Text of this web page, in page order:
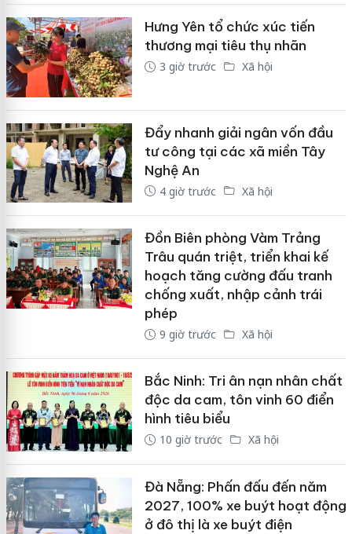
Hưng Yên tổ chức xúc tiến
thương mại tiêu thụ nhãn
3 giờ trước Xã hội
Đẩy nhanh giải ngân vốn đầu
tư công tại các xã miền Tây
Nghệ An
4 giờ trước Xã hội
Đồn Biên phòng Vàm Trảng
Trâu quán triệt, triển khai kế
hoạch tăng cường đấu tranh
chống xuất, nhập cảnh trái
phép
9 giờ trước Xã hội
Bắc Ninh: Tri ân nạn nhân chất
độc da cam, tôn vinh 60 điển
hình tiêu biểu
10 giờ trước Xã hội
Đà Nẵng: Phấn đấu đến năm
2027, 100% xe buýt hoạt động
ở đô thị là xe buýt điện